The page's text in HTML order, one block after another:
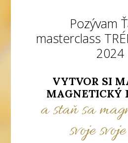
Pozývam
masterclass
2024
VYTVOR SI
MAGNETICKÝ
a staň sa
svoje